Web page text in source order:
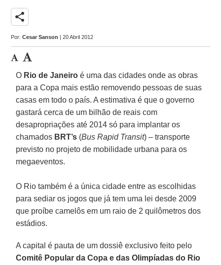
share
Por:Cesar Sanson | 20 Abril 2012
O Rio de Janeiro é uma das cidades onde as obras
para a Copa mais estão removendo pessoas de suas
casas em todo o país. A estimativa é que o governo
gastará cerca de um bilhão de reais com
desapropriações até 2014 só para implantar os
chamados BRT’s (Bus Rapid Transit) – transporte
previsto no projeto de mobilidade urbana para os
megaeventos.
O Rio também é a única cidade entre as escolhidas
para sediar os jogos que já tem uma lei desde 2009
que proíbe camelôs em um raio de 2 quilômetros dos
estádios.
A capital é pauta de um dossiê exclusivo feito pelo
Comitê Popular da Copa e das Olimpíadas do Rio